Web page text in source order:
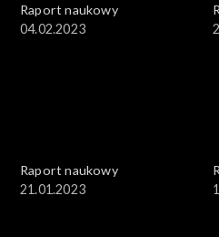
Raport naukowy
04.02.2023
Raport naukowy
21.01.2023